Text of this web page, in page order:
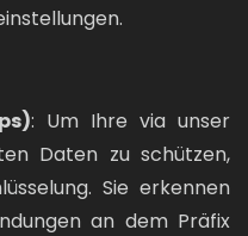
: Um Ihre via unser
Daten zu schützen,
Sie erkennen
an dem Präfix